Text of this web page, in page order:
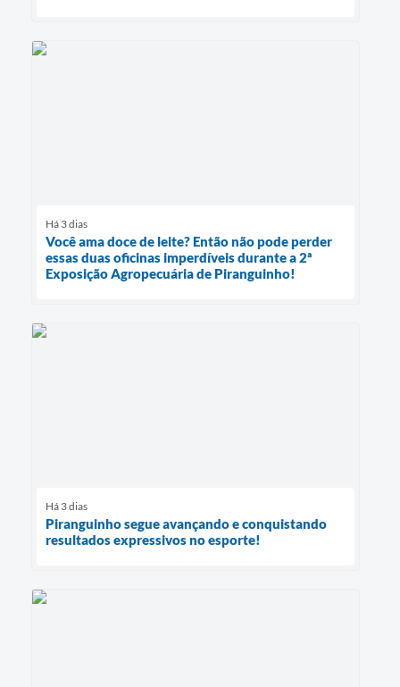
Há 3 dias
Você ama doce de leite? Então não pode perder
essas duas oficinas imperdíveis durante a 2ª
Exposição Agropecuária de Piranguinho!
Há 3 dias
Piranguinho segue avançando e conquistando
resultados expressivos no esporte!